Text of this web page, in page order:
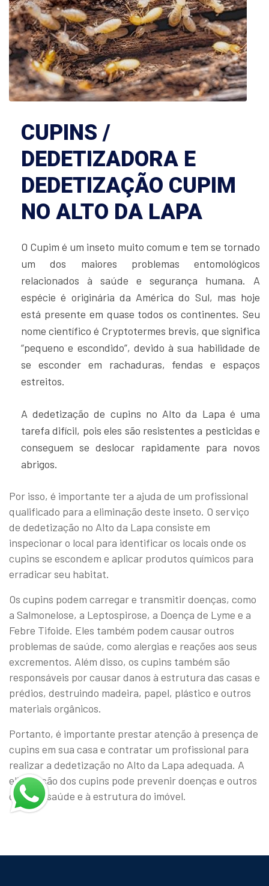
CUPINS /
DEDETIZADORA E
DEDETIZAÇÃO CUPIM
NO ALTO DA LAPA
O Cupim é um inseto muito comum e tem se tornado
um dos maiores problemas entomológicos
relacionados à saúde e segurança humana. A
espécie é originária da América do Sul, mas hoje
está presente em quase todos os continentes. Seu
nome científico é Cryptotermes brevis, que significa
“pequeno e escondido”, devido à sua habilidade de
se esconder em rachaduras, fendas e espaços
estreitos.
A dedetização de cupins no Alto da Lapa é uma
tarefa difícil, pois eles são resistentes a pesticidas e
conseguem se deslocar rapidamente para novos
abrigos.
Por isso, é importante ter a ajuda de um profissional
qualificado para a eliminação deste inseto. O serviço
de dedetização no Alto da Lapa consiste em
inspecionar o local para identificar os locais onde os
cupins se escondem e aplicar produtos químicos para
erradicar seu habitat.
Os cupins podem carregar e transmitir doenças, como
a Salmonelose, a Leptospirose, a Doença de Lyme e a
Febre Tifoide. Eles também podem causar outros
problemas de saúde, como alergias e reações aos seus
excrementos. Além disso, os cupins também são
responsáveis por causar danos à estrutura das casas e
prédios, destruindo madeira, papel, plástico e outros
materiais orgânicos.
Portanto, é importante prestar atenção à presença de
cupins em sua casa e contratar um profissional para
realizar a dedetização no Alto da Lapa adequada. A
eliminação dos cupins pode prevenir doenças e outros
danos à saúde e à estrutura do imóvel.